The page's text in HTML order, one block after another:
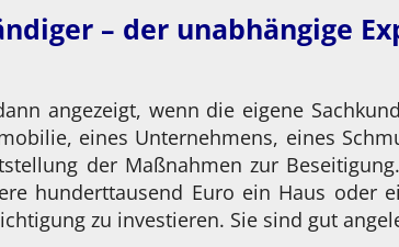
– der unabhängige
angezeigt, wenn die eigene
eines Unternehmens, eines
der Maßnahmen zur
hunderttausend Euro ein Haus oder
zu investieren. Sie sind gut